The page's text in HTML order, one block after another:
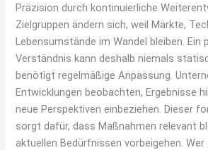
Präzision durch kontinuierliche
Zielgruppen ändern sich, weil Märkte,
Lebensumstände im Wandel bleiben. Ein
Verständnis kann deshalb niemals
benötigt regelmäßige Anpassung.
Entwicklungen beobachten, Ergebnisse
neue Perspektiven einbeziehen. Dieser
sorgt dafür, dass Maßnahmen relevant
aktuellen Bedürfnissen vorbeigehen.